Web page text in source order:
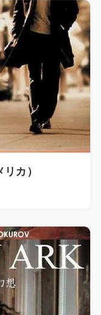
カ）